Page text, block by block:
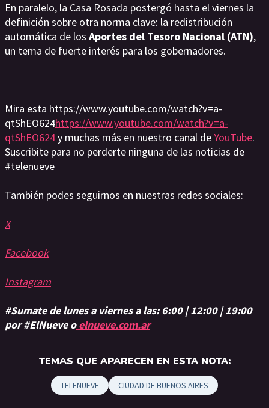
En paralelo, la Casa Rosada postergó hasta el viernes la
definición sobre otra norma clave: la redistribución
automática de los Aportes del Tesoro Nacional (ATN),
un tema de fuerte interés para los gobernadores.
Mira esta https://www.youtube.com/watch?v=a-
qtShEO624https://www.youtube.com/watch?v=a-
qtShEO624y muchas más en nuestro canal deYouTube.
Suscribite para no perderte ninguna de las noticias de
#telenueve
También podes seguirnos en nuestras redes sociales:
X
Facebook
Instagram
#Sumate de lunes a viernes a las: 6:00 | 12:00 | 19:00
por #ElNueve o elnueve.com.ar
TEMAS QUE APARECEN EN ESTA NOTA:
TELENUEVE CIUDAD DE BUENOS AIRES